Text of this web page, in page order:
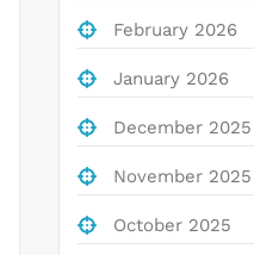
February 2026
January 2026
December 2025
November 2025
October 2025